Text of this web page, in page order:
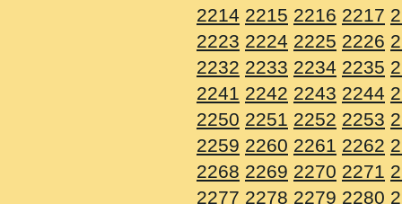
2214 2215 2216 2217
2223 2224 2225 2226
2232 2233 2234 2235
2241 2242 2243 2244
2250 2251 2252 2253
2259 2260 2261 2262
2268 2269 2270 2271
2277 2278 2279 2280